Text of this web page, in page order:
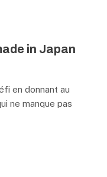
in Japan
en donnant au
ne manque pas